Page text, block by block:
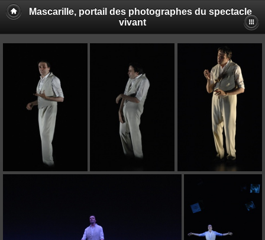
Mascarille, portail des photographes du spectacle
vivant